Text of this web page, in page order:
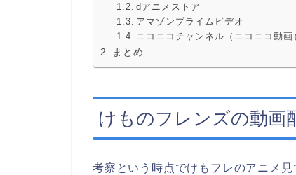
dアニメストア
アマゾンプライムビデオ
ニコニコチャンネル（ニコニコ動画
まとめ
けものフレンズの動画
考察という時点でけもフレのアニメ